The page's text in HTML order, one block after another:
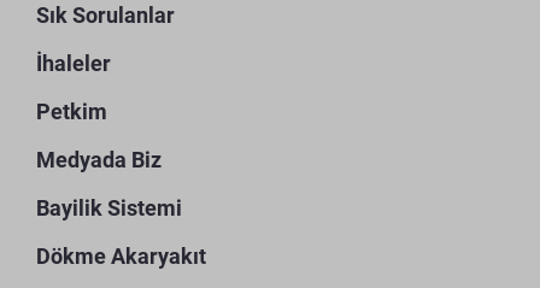
Sık Sorulanlar
İhaleler
Petkim
Medyada Biz
Bayilik Sistemi
Dökme Akaryakıt